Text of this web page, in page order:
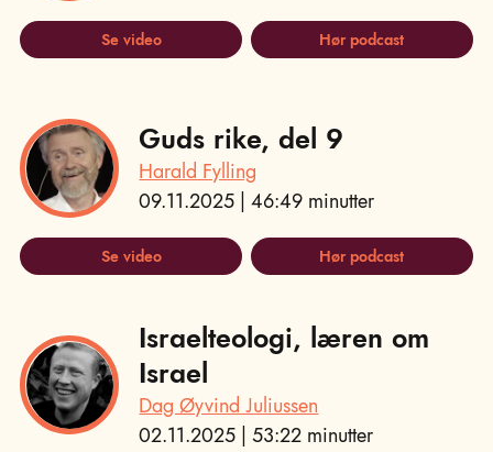
Se video Hør podcast
Guds rike, del 9
Harald Fylling
09.11.2025 | 46:49 minutter
Se video Hør podcast
Israelteologi, læren om
Israel
Dag Øyvind Juliussen
02.11.2025 | 53:22 minutter